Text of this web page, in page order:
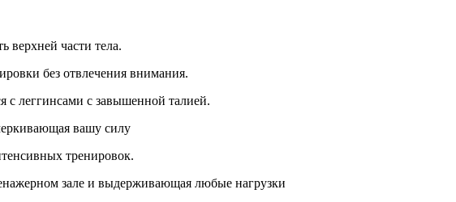
верхней части тела.
без отвлечения внимания.
с леггинсами с завышенной талией.
вашу силу
тренировок.
зале и выдерживающая любые нагрузки